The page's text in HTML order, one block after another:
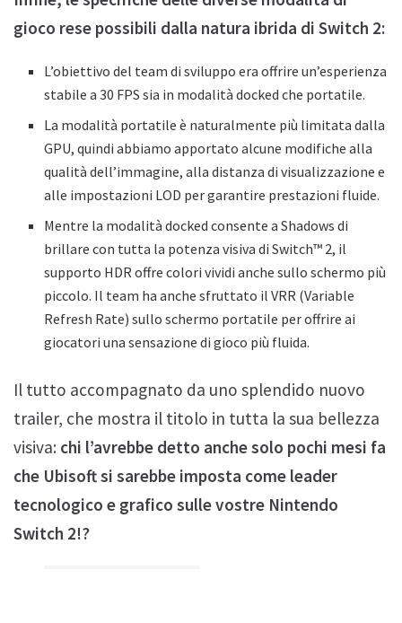
gioco rese possibili dalla natura ibrida di Switch 2:
L’obiettivo del team di sviluppo era offrire un’esperienza
stabile a 30 FPS sia in modalità docked che portatile.
La modalità portatile è naturalmente più limitata dalla
GPU, quindi abbiamo apportato alcune modifiche alla
qualità dell’immagine, alla distanza di visualizzazione e
alle impostazioni LOD per garantire prestazioni fluide.
Mentre la modalità docked consente a Shadows di
brillare con tutta la potenza visiva di Switch™ 2, il
supporto HDR offre colori vividi anche sullo schermo più
piccolo. Il team ha anche sfruttato il VRR (Variable
Refresh Rate) sullo schermo portatile per offrire ai
giocatori una sensazione di gioco più fluida.
Il tutto accompagnato da uno splendido nuovo
trailer, che mostra il titolo in tutta la sua bellezza
visiva: chi l’avrebbe detto anche solo pochi mesi fa
che Ubisoft si sarebbe imposta come leader
tecnologico e grafico sulle vostre Nintendo
Switch 2!?